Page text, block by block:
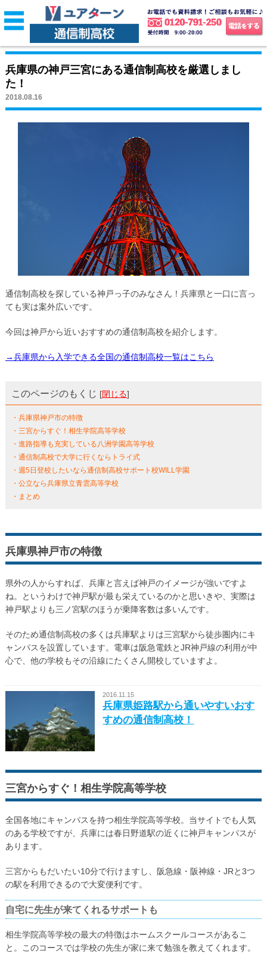
兵庫県の神戸三宮にある通信制高校を厳選しまし
た！
2018.08.16
通信制高校を探している神戸っ子のみなさん！兵庫県と一口に言っ
ても実は案外広いです。
今回は神戸から近いおすすめの通信制高校を紹介します。
→兵庫県から入学できる全国の通信制高校一覧はこちら
このページのもくじ [閉じる]
・兵庫県神戸市の特徴
・三宮からすぐ！相生学院高等学校
・進路指導も充実している八洲学園高等学校
・通信制高校で大学に行くならトライ式
・週5日登校したいなら通信制高校サポート校WILL学園
・公立なら兵庫県立青雲高等学校
・まとめ
兵庫県神戸市の特徴
県外の人からすれば、兵庫と言えば神戸のイメージが強いですよ
ね。というわけで神戸駅が最も栄えているのかと思いきや、実際は
神戸駅よりも三ノ宮駅のほうが乗降客数は多いんです。
そのため通信制高校の多くは兵庫駅よりは三宮駅から徒歩圏内にキ
ャンパスを設置しています。電車は阪急電鉄とJR神戸線の利用が中
心で、他の学校もその沿線にたくさん開校していますよ。
2016.11.15
兵庫県姫路駅から通いやすいおす
すめの通信制高校！
三宮からすぐ！相生学院高等学校
全国各地にキャンパスを持つ相生学院高等学校。当サイトでも人気
のある学校ですが、兵庫には春日野道駅の近くに神戸キャンパスが
あります。
三宮からもだいたい10分で行けますし、阪急線・阪神線・JRと3つ
の駅を利用できるので大変便利です。
自宅に先生が来てくれるサポートも
相生学院高等学校の最大の特徴はホームスクールコースがあるこ
と。このコースでは学校の先生が家に来て勉強を教えてくれます。